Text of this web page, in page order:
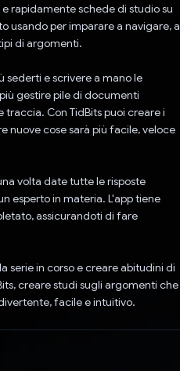
rapidamente schede di studio su
usando per imparare a navigare, a
di argomenti.
sederti e scrivere a mano le
gestire pile di documenti
Con TidBits puoi creare i
nuove cose sarà più facile, veloce
volta date tutte le risposte
esperto in materia. L'app tiene
assicurandoti di fare
serie in corso e creare abitudini di
creare studi sugli argomenti che
facile e intuitivo.